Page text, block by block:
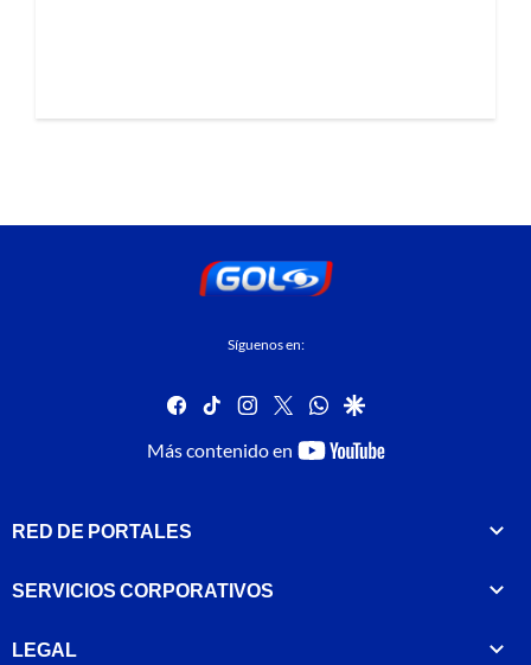
Síguenos en:
facebook
tiktok instagram
twitterwhatsapp
google
Más contenido en
youtube-
RED DE PORTALES
SERVICIOS CORPORATIVOS
LEGAL